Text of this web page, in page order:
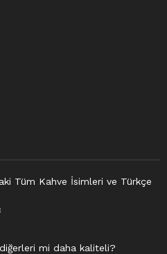
Tüm Kahve İsimleri ve Türkçe
mi daha kaliteli?